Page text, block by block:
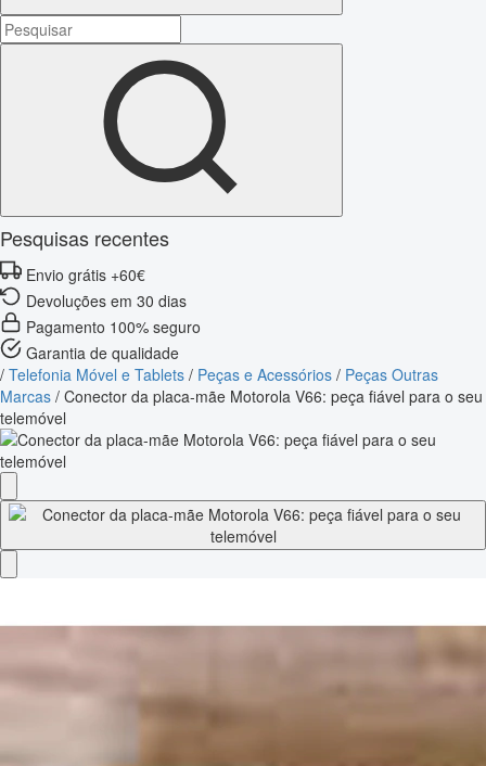
Pesquisas recentes
Envio grátis +60€
Devoluções em 30 dias
Pagamento 100% seguro
Garantia de qualidade
/ Telefonia Móvel e Tablets / Peças e Acessórios / Peças Outras
Marcas / Conector da placa-mãe Motorola V66: peça fiável para o seu
telemóvel